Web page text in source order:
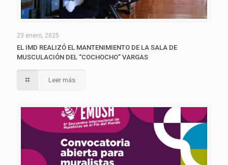
23 enero, 2025
EL IMD REALIZÓ EL MANTENIMIENTO DE LA SALA DE
MUSCULACIÓN DEL “COCHOCHO” VARGAS
Leer más